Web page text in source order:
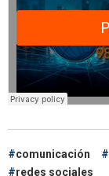
comunicación
redes sociales